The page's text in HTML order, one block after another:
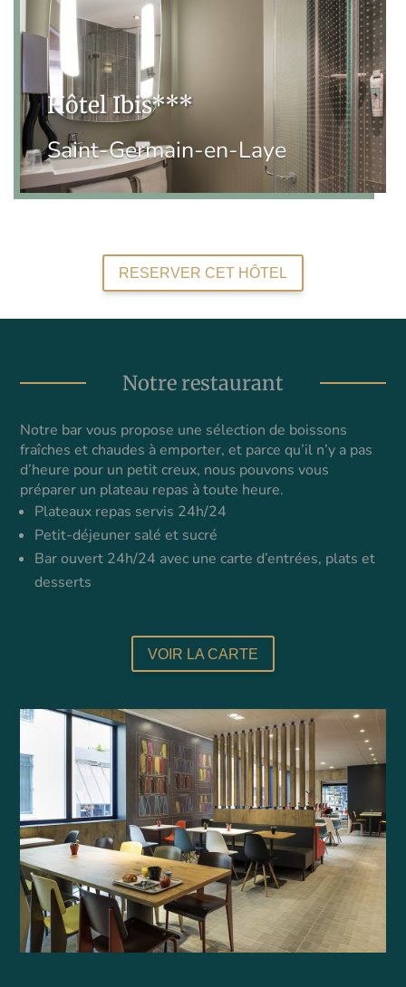
Hôtel Ibis***
Saint-Germain-en-Laye
RESERVER CET HÔTEL
Notre restaurant
Notre bar vous propose une sélection de boissons
fraîches et chaudes à emporter, et parce qu’il n’y a pas
d’heure pour un petit creux, nous pouvons vous
préparer un plateau repas à toute heure.
Plateaux repas servis 24h/24
Petit-déjeuner salé et sucré
Bar ouvert 24h/24 avec une carte d’entrées, plats et
desserts
VOIR LA CARTE